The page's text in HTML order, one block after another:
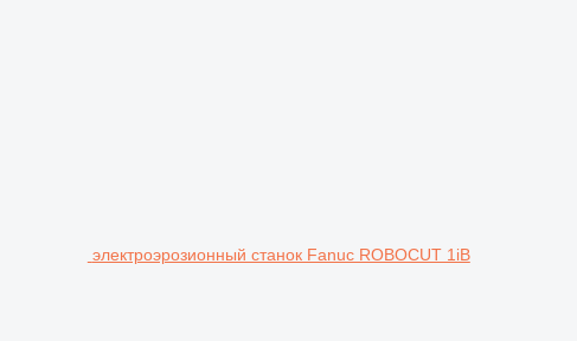
электроэрозионный станок Fanuc ROBOCUT 1iB